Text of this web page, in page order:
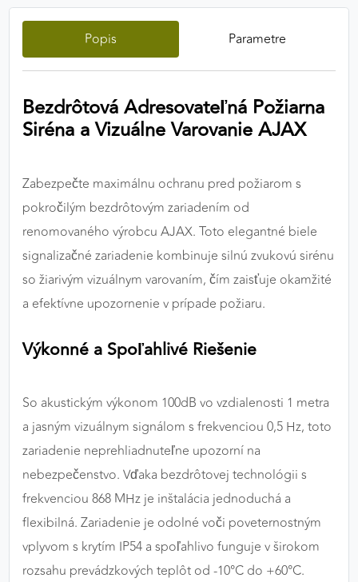
Popis Parametre
Bezdrôtová Adresovateľná Požiarna
Siréna a Vizuálne Varovanie AJAX
Zabezpečte maximálnu ochranu pred požiarom s
pokročilým bezdrôtovým zariadením od
renomovaného výrobcu AJAX. Toto elegantné biele
signalizačné zariadenie kombinuje silnú zvukovú sirénu
so žiarivým vizuálnym varovaním, čím zaisťuje okamžité
a efektívne upozornenie v prípade požiaru.
Výkonné a Spoľahlivé Riešenie
So akustickým výkonom 100dB vo vzdialenosti 1 metra
a jasným vizuálnym signálom s frekvenciou 0,5 Hz, toto
zariadenie neprehliadnuteľne upozorní na
nebezpečenstvo. Vďaka bezdrôtovej technológii s
frekvenciou 868 MHz je inštalácia jednoduchá a
flexibilná. Zariadenie je odolné voči poveternostným
vplyvom s krytím IP54 a spoľahlivo funguje v širokom
rozsahu prevádzkových teplôt od -10°C do +60°C.
správania používateľov naprieč webovými
stránkami. Umožňujú nám a našim partnerom
zobrazovať cielenú a relevantnú reklamu, a to na
našom webe aj v reklamných sieťach tretích strán.
Google Ads